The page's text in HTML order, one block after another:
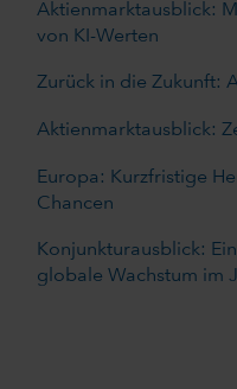
Aktienmarktausblick:
von KI-Werten
Zurück in die Zukunft:
Aktienmarktausblick:
Europa: Kurzfristige
Chancen
Konjunkturausblick:
globale Wachstum im